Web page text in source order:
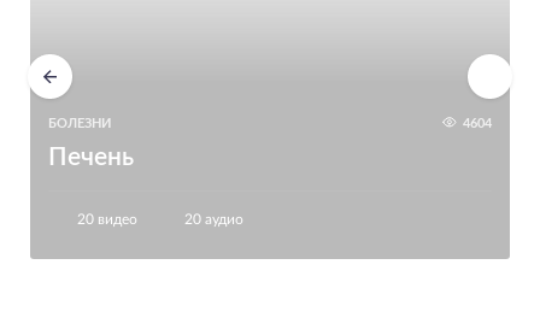
БОЛЕЗНИ 4604
Печень
20 видео 20 аудио